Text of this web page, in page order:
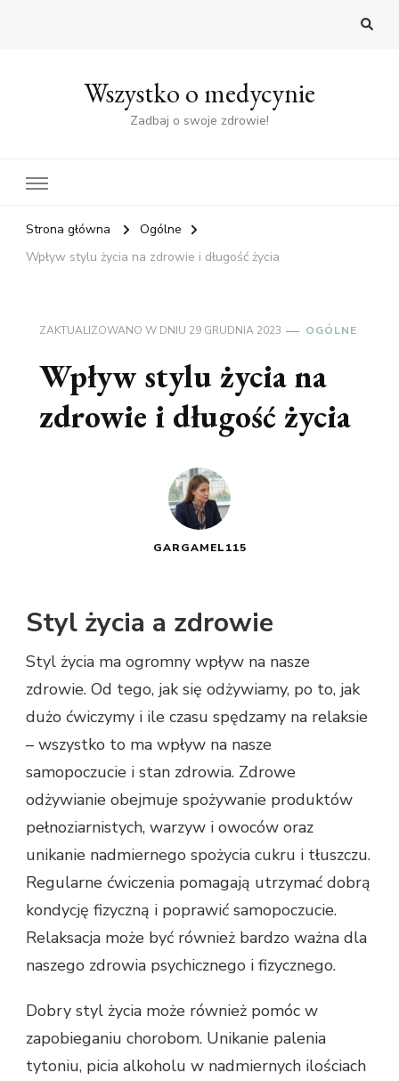
Wszystko o medycynie
Zadbaj o swoje zdrowie!
Strona główna
Ogólne
Wpływ stylu życia na zdrowie i długość życia
ZAKTUALIZOWANO W DNIU 29 GRUDNIA 2023 OGÓLNE
Wpływ stylu życia na
zdrowie i długość życia
GARGAMEL115
Styl życia a zdrowie
Styl życia ma ogromny wpływ na nasze
zdrowie. Od tego, jak się odżywiamy, po to, jak
dużo ćwiczymy i ile czasu spędzamy na relaksie
– wszystko to ma wpływ na nasze
samopoczucie i stan zdrowia. Zdrowe
odżywianie obejmuje spożywanie produktów
pełnoziarnistych, warzyw i owoców oraz
unikanie nadmiernego spożycia cukru i tłuszczu.
Regularne ćwiczenia pomagają utrzymać dobrą
kondycję fizyczną i poprawić samopoczucie.
Relaksacja może być również bardzo ważna dla
naszego zdrowia psychicznego i fizycznego.
Dobry styl życia może również pomóc w
zapobieganiu chorobom. Unikanie palenia
tytoniu, picia alkoholu w nadmiernych ilościach